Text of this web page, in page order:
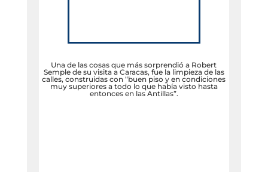
Una de las cosas que más sorprendió a Robert
Semple de su visita a Caracas, fue la limpieza de las
calles, construidas con “buen piso y en condiciones
muy superiores a todo lo que había visto hasta
entonces en las Antillas”.